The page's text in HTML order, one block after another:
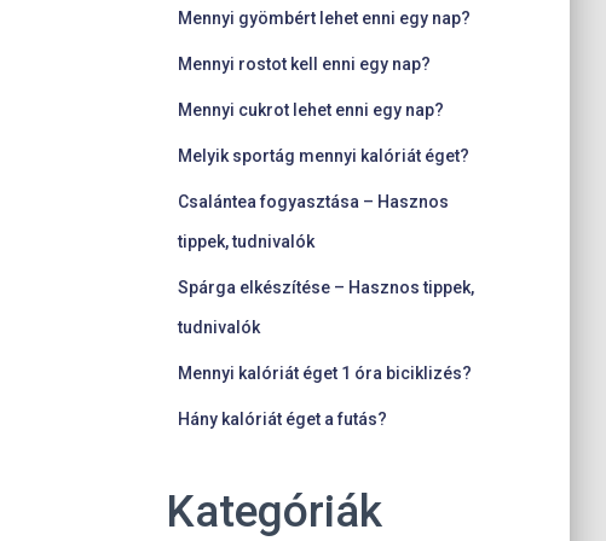
Mennyi gyömbért lehet enni egy nap?
Mennyi rostot kell enni egy nap?
Mennyi cukrot lehet enni egy nap?
Melyik sportág mennyi kalóriát éget?
Csalántea fogyasztása – Hasznos
tippek, tudnivalók
Spárga elkészítése – Hasznos tippek,
tudnivalók
Mennyi kalóriát éget 1 óra biciklizés?
Hány kalóriát éget a futás?
Kategóriák